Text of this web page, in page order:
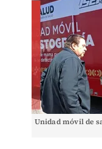
Unidad móvil de